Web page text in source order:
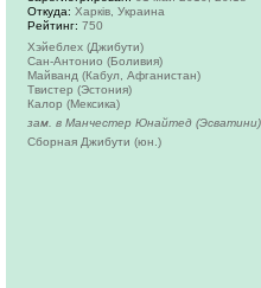
Откуда: Харків, Украина
Рейтинг: 750
Хэйеблех (Джибути)
Сан-Антонио (Боливия)
Майванд (Кабул, Афганистан)
Твистер (Эстония)
Калор (Мексика)
зам. в Манчестер Юнайтед (Эсватини)
Сборная Джибути (юн.)